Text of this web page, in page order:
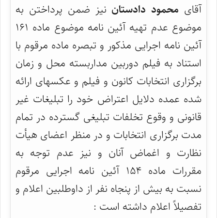
آقای محمود دادستان نیز ضمن پرداختن به
موضوع عدم تهیه آئین نامه موضوع ماده ۱۶۱
آئین نامه اجرایی مذکور و تبصره ماده مرقوم با
استناد به فیلم دوربین مداربسته محل و زمان
برگزاری انتخابات کانون و فیلم و عکسهای ارائه
شده عمده دلایل اعتراض خود را تبلیغات غیر
قانونی و وقوع تخلفات تبلیغی گسترده در تمام
مدت برگزاری انتخابات و در منظر اعضای هیأت
نظارت و اغماض آنان و نیز عدم توجه به
مقررات ماده ۱۵۴ آئین نامه اجرایی مرقوم
نسبت به بیش از پنجاه نفر از داوطلبین اعلام و
تفصیلاً اعلام داشته است :